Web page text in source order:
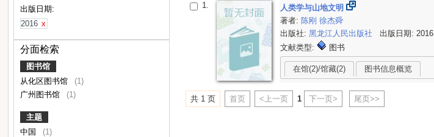
出版日期:
2016 x
分面检索
图书馆
从化区图书馆
(1)
广州图书馆
(1)
主题
中国
(1)
1.
人类学与山地文明
著者: 陈刚徐杰舜
出版社:黑龙江人民出版社
出版日期: 2016
文献类型:
图书
在馆(2)/馆藏(2) 图书信息概览
共 1 页 首页 <上一页 1 下一页> 尾页>>